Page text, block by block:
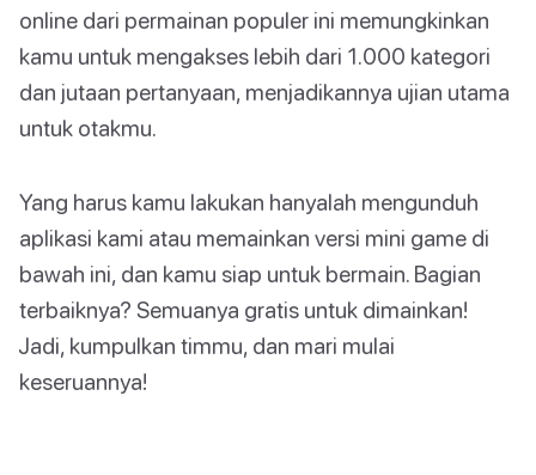
online dari permainan populer ini memungkinkan
kamu untuk mengakses lebih dari 1.000 kategori
dan jutaan pertanyaan, menjadikannya ujian utama
untuk otakmu.
Yang harus kamu lakukan hanyalah mengunduh
aplikasi kami atau memainkan versi mini game di
bawah ini, dan kamu siap untuk bermain. Bagian
terbaiknya? Semuanya gratis untuk dimainkan!
Jadi, kumpulkan timmu, dan mari mulai
keseruannya!